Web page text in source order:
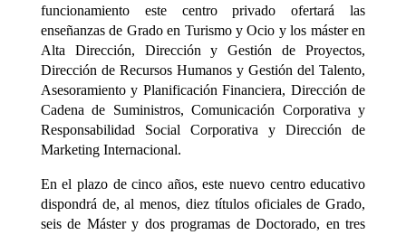
funcionamiento este centro privado ofertará las
enseñanzas de Grado en Turismo y Ocio y los máster en
Alta Dirección, Dirección y Gestión de Proyectos,
Dirección de Recursos Humanos y Gestión del Talento,
Asesoramiento y Planificación Financiera, Dirección de
Cadena de Suministros, Comunicación Corporativa y
Responsabilidad Social Corporativa y Dirección de
Marketing Internacional.
En el plazo de cinco años, este nuevo centro educativo
dispondrá de, al menos, diez títulos oficiales de Grado,
seis de Máster y dos programas de Doctorado, en tres